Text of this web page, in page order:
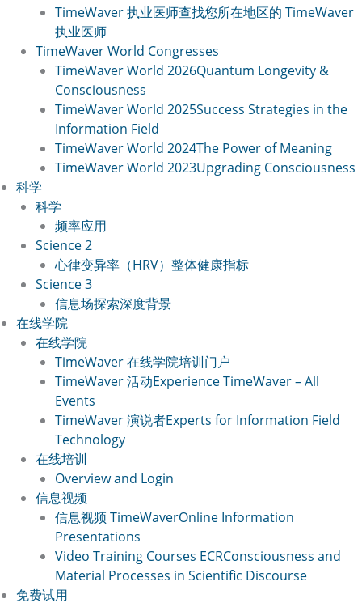
TimeWaver 执业医师查找您所在地区的 TimeWaver
执业医师
TimeWaver World Congresses
TimeWaver World 2026Quantum Longevity &
Consciousness
TimeWaver World 2025Success Strategies in the
Information Field
TimeWaver World 2024The Power of Meaning
TimeWaver World 2023Upgrading Consciousness
科学
科学
频率应用
Science 2
心律变异率（HRV） 整体健康指标
Science 3
信息场探索深度背景
在线学院
在线学院
TimeWaver 在线学院培训门户
TimeWaver 活动Experience TimeWaver – All
Events
TimeWaver 演说者Experts for Information Field
Technology
在线培训
Overview and Login
信息视频
信息视频 TimeWaverOnline Information
Presentations
Video Training Courses ECRConsciousness and
Material Processes in Scientific Discourse
免费试用